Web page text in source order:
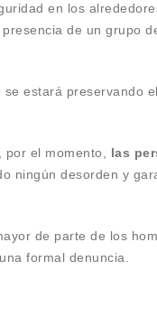
en los
de un grupo
estará preservando
el momento, las
ningún desorden y
de parte de los
formal denuncia.